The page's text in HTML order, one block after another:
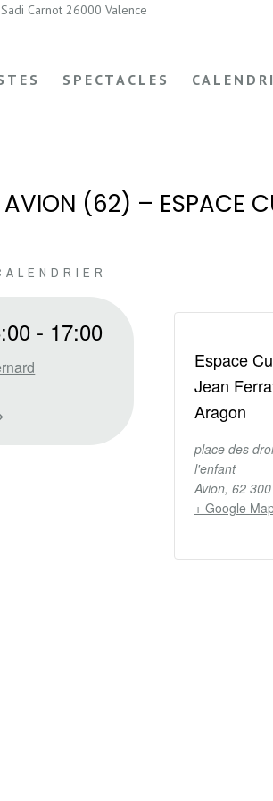
Carnot 26000 Valence
SPECTACLES
(62) – ESPACE
- 17:00
Espace
Jean
Aragon
place des
l'enfant
Avion, 62 300
+ Google